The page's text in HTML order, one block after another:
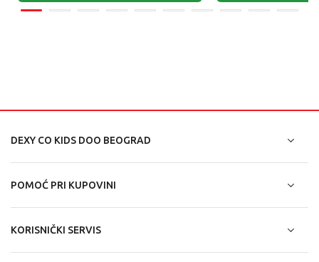
DEXY CO KIDS DOO BEOGRAD
POMOĆ PRI KUPOVINI
KORISNIČKI SERVIS